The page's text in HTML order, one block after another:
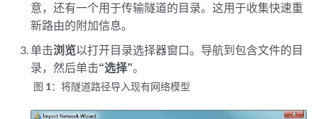
意，还有一个用于传输隧道的目录。这用于收集快速重
新路由的附加信息。
单击浏览以打开目录选择器窗口。导航到包含文件的目
录，然后单击“选择”。
图 1：将隧道路径导入现有网络模型